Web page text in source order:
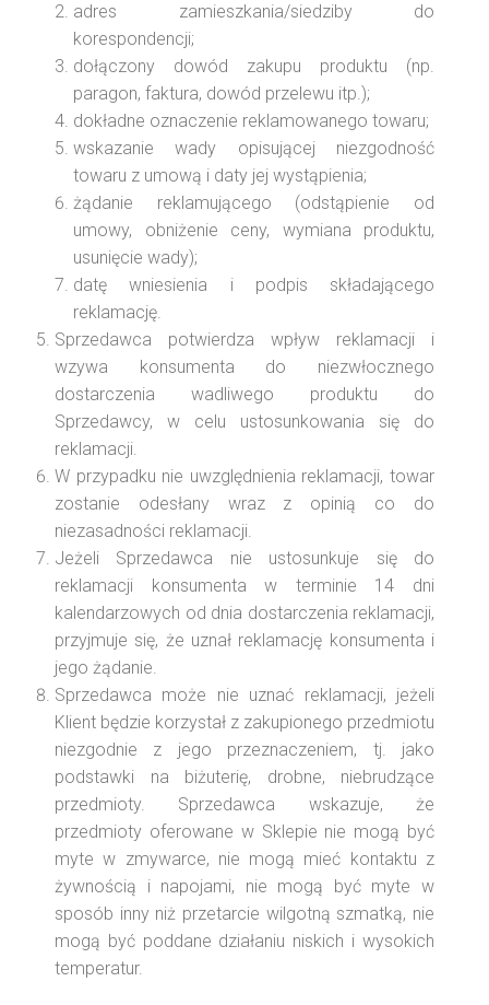
adres zamieszkania/siedziby do
korespondencji;
dołączony dowód zakupu produktu (np.
paragon, faktura, dowód przelewu itp.);
dokładne oznaczenie reklamowanego towaru;
wskazanie wady opisującej niezgodność
towaru z umową i daty jej wystąpienia;
żądanie reklamującego (odstąpienie od
umowy, obniżenie ceny, wymiana produktu,
usunięcie wady);
datę wniesienia i podpis składającego
reklamację.
Sprzedawca potwierdza wpływ reklamacji i
wzywa konsumenta do niezwłocznego
dostarczenia wadliwego produktu do
Sprzedawcy, w celu ustosunkowania się do
reklamacji.
W przypadku nie uwzględnienia reklamacji, towar
zostanie odesłany wraz z opinią co do
niezasadności reklamacji.
Jeżeli Sprzedawca nie ustosunkuje się do
reklamacji konsumenta w terminie 14 dni
kalendarzowych od dnia dostarczenia reklamacji,
przyjmuje się, że uznał reklamację konsumenta i
jego żądanie.
Sprzedawca może nie uznać reklamacji, jeżeli
Klient będzie korzystał z zakupionego przedmiotu
niezgodnie z jego przeznaczeniem, tj. jako
podstawki na biżuterię, drobne, niebrudzące
przedmioty. Sprzedawca wskazuje, że
przedmioty oferowane w Sklepie nie mogą być
myte w zmywarce, nie mogą mieć kontaktu z
żywnością i napojami, nie mogą być myte w
sposób inny niż przetarcie wilgotną szmatką, nie
mogą być poddane działaniu niskich i wysokich
temperatur.